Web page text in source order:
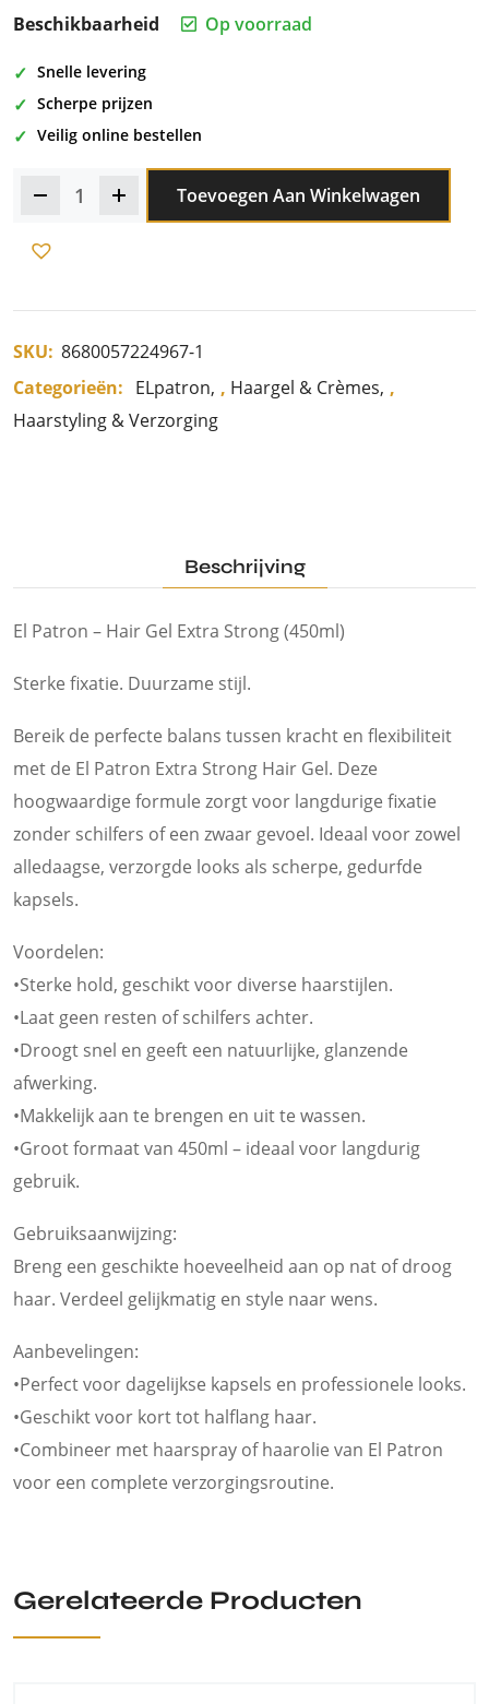
Beschikbaarheid Op voorraad
Snelle levering
Scherpe prijzen
Veilig online bestellen
Toevoegen Aan Winkelwagen
SKU: 8680057224967-1
Categorieën: ELpatron , Haargel & Crèmes ,
Haarstyling & Verzorging
Beschrijving
El Patron – Hair Gel Extra Strong (450ml)
Sterke fixatie. Duurzame stijl.
Bereik de perfecte balans tussen kracht en flexibiliteit
met de El Patron Extra Strong Hair Gel. Deze
hoogwaardige formule zorgt voor langdurige fixatie
zonder schilfers of een zwaar gevoel. Ideaal voor zowel
alledaagse, verzorgde looks als scherpe, gedurfde
kapsels.
Voordelen:
•Sterke hold, geschikt voor diverse haarstijlen.
•Laat geen resten of schilfers achter.
•Droogt snel en geeft een natuurlijke, glanzende
afwerking.
•Makkelijk aan te brengen en uit te wassen.
•Groot formaat van 450ml – ideaal voor langdurig
gebruik.
Gebruiksaanwijzing:
Breng een geschikte hoeveelheid aan op nat of droog
haar. Verdeel gelijkmatig en style naar wens.
Aanbevelingen:
•Perfect voor dagelijkse kapsels en professionele looks.
•Geschikt voor kort tot halflang haar.
•Combineer met haarspray of haarolie van El Patron
voor een complete verzorgingsroutine.
Gerelateerde Producten